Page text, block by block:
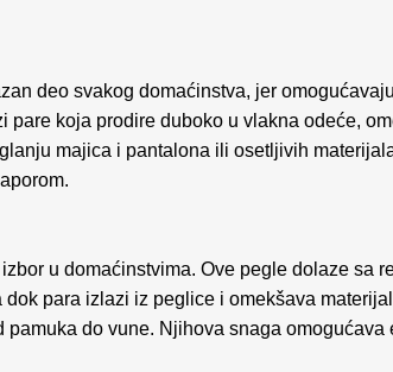
deo svakog domaćinstva, jer
pare koja prodire duboko u vlakna odeće,
majica i pantalona ili osetljivih
u domaćinstvima. Ove pegle dolaze sa
para izlazi iz peglice i omekšava
pamuka do vune. Njihova snaga